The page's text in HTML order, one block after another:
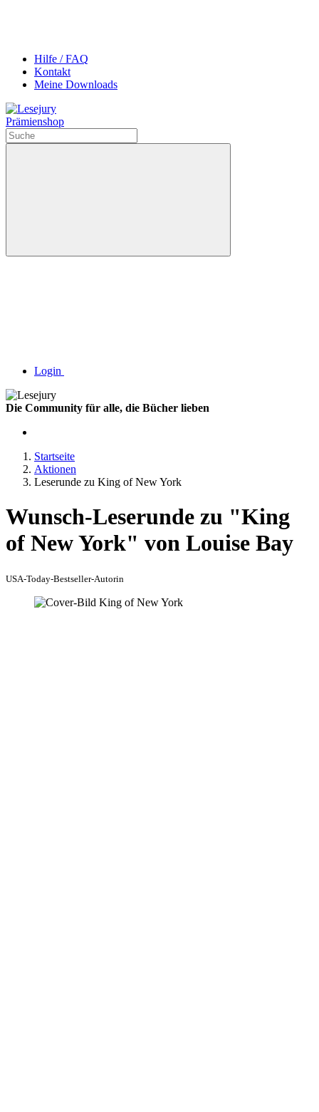
Hilfe / FAQ
Kontakt
Meine Downloads
Prämienshop
Login
Die Community für alle, die Bücher lieben
Startseite
Aktionen
Leserunde zu King of New York
Wunsch-Leserunde zu "King
of New York" von Louise Bay
USA-Today-Bestseller-Autorin